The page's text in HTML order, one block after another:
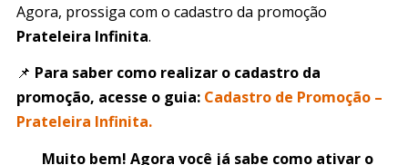
Agora, prossiga com o cadastro da promoção
Prateleira Infinita.
📌 Para saber como realizar o cadastro da
promoção, acesse o guia: Cadastro de Promoção –
Prateleira Infinita.
Muito bem! Agora você já sabe como ativar o